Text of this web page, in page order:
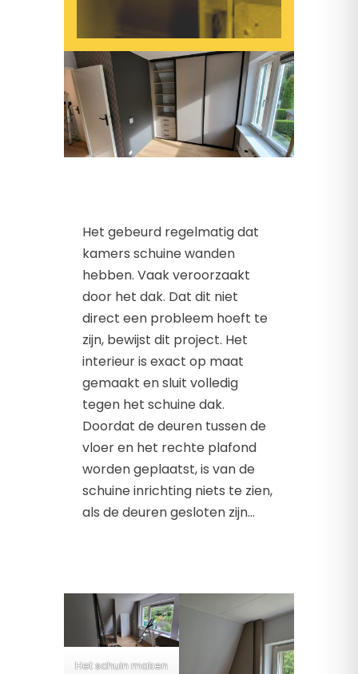
Het gebeurd regelmatig dat
kamers schuine wanden
hebben. Vaak veroorzaakt
door het dak. Dat dit niet
direct een probleem hoeft te
zijn, bewijst dit project. Het
interieur is exact op maat
gemaakt en sluit volledig
tegen het schuine dak.
Doordat de deuren tussen de
vloer en het rechte plafond
worden geplaatst, is van de
schuine inrichting niets te zien,
als de deuren gesloten zijn…
Het schuin maken